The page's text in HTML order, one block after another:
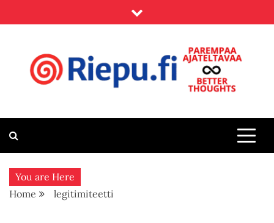
to
Riepu.fi
You are Here
Home
legitimiteetti